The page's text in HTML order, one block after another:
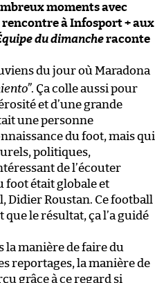
moments avec
rencontre à Infosport + aux
du dimancheraconte
du jour où Maradona
. Ça colle aussi pour
et d’une grande
une personne
du foot, mais qui
politiques,
de l’écouter
foot était globale et
Didier Roustan. Ce football
le résultat, ça l’a guidé
la manière de faire du
reportages, la manière de
grâce à ce regard si